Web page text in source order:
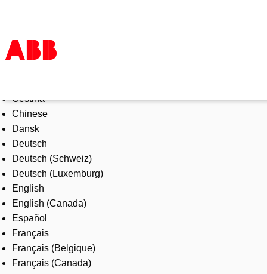
Products & Solutions
Industries
Services
About us
Where to buy
Contact us
Careers
Čeština
Chinese
Dansk
Deutsch
Deutsch (Schweiz)
Deutsch (Luxemburg)
English
English (Canada)
Español
Français
Français (Belgique)
Français (Canada)